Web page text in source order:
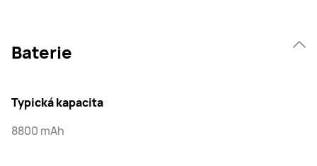
Baterie
Typická kapacita
8800 mAh